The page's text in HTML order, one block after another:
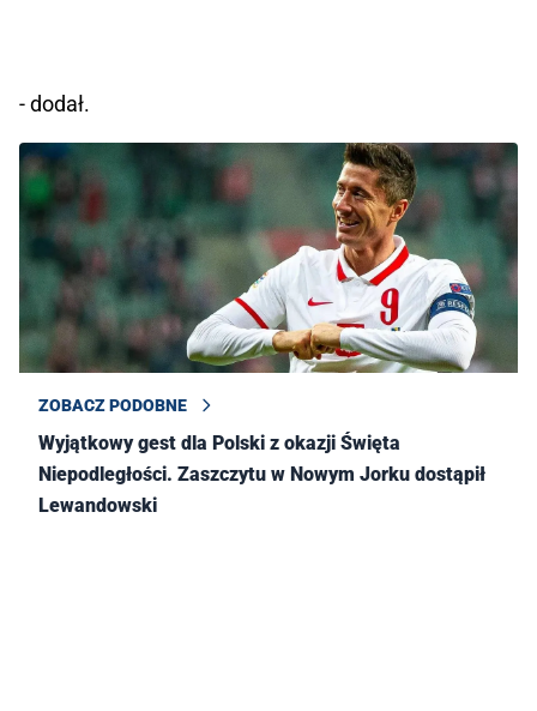
- dodał.
ZOBACZ PODOBNE
Wyjątkowy gest dla Polski z okazji Święta
Niepodległości. Zaszczytu w Nowym Jorku dostąpił
Lewandowski